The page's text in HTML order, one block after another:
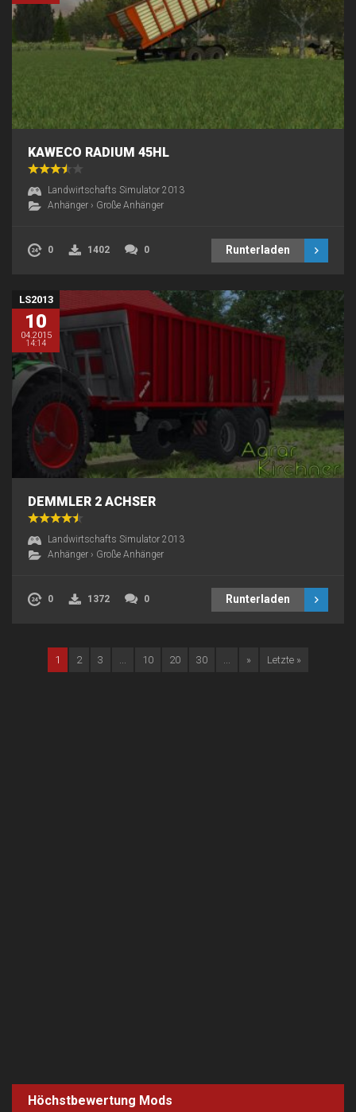
KAWECO RADIUM 45HL
Landwirtschafts Simulator 2013
Anhänger › Große Anhänger
0 1402 0 Runterladen
LS2013
10
04.2015
14:14
DEMMLER 2 ACHSER
Landwirtschafts Simulator 2013
Anhänger › Große Anhänger
0 1372 0 Runterladen
1 2 3 10 20 30 » Letzte »
Höchstbewertung Mods